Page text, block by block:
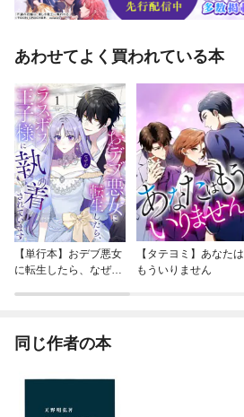
あわせてよく買われている本
【単行本】おデブ悪女
に転生したら、なぜか
【タテヨミ】あなたは
もういりません
同じ作者の本